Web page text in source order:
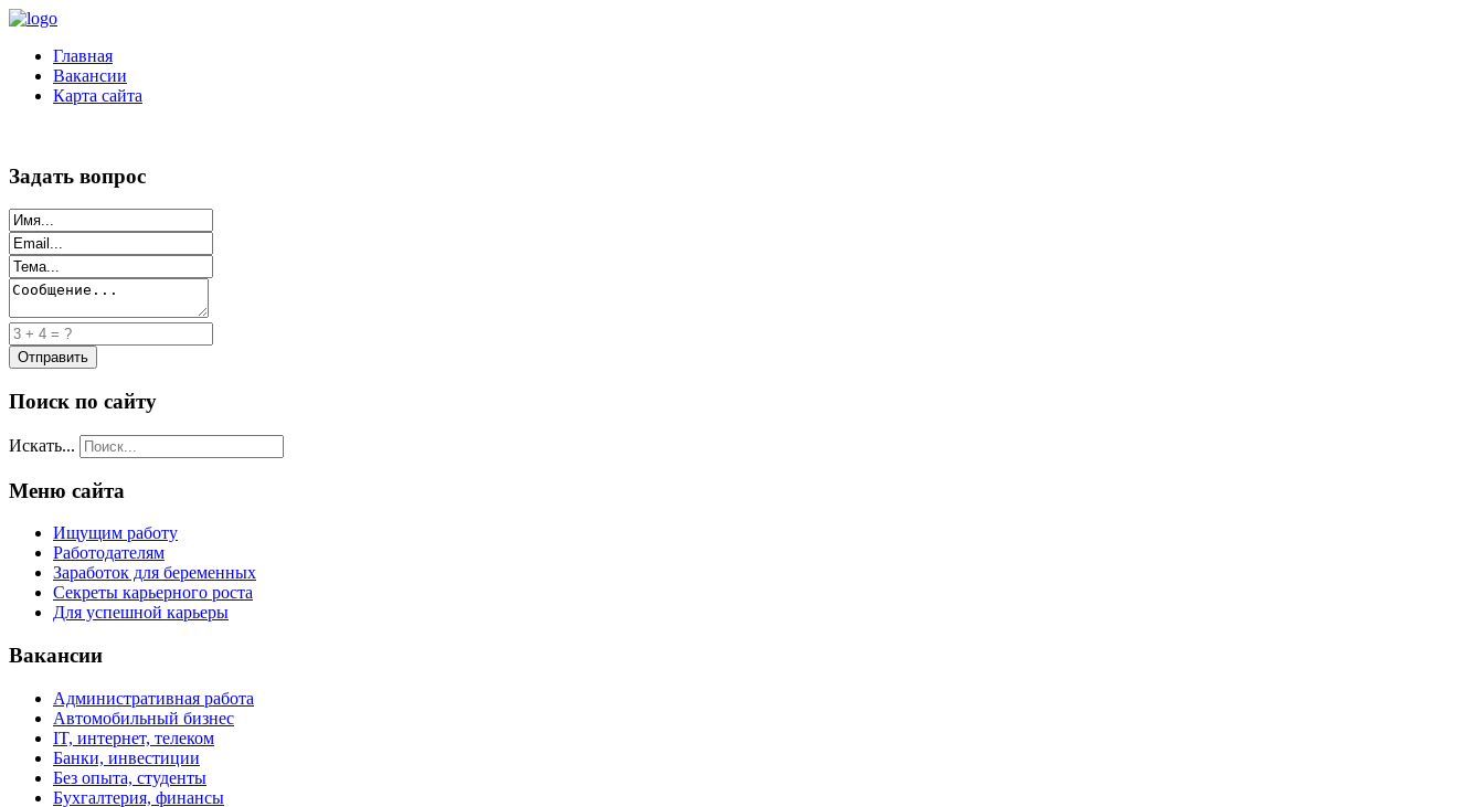
Главная
Вакансии
Карта сайта
Задать вопрос
Поиск по сайту
Искать...
Меню сайта
Ищущим работу
Работодателям
Заработок для беременных
Секреты карьерного роста
Для успешной карьеры
Вакансии
Административная работа
Автомобильный бизнес
IT, интернет, телеком
Банки, инвестиции
Без опыта, студенты
Бухгалтерия, финансы